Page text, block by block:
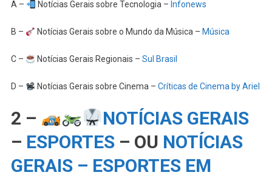
A – Notícias Gerais sobre Tecnologia – Infonews
B – Notícias Gerais sobre o Mundo da Música – Música
C – Notícias Gerais Regionais – Sul Brasil
D – Notícias Gerais sobre Cinema – Críticas de Cinema by Ariel
2 –
NOTÍCIAS GERAIS
– ESPORTES– OU NOTÍCIAS
GERAIS – ESPORTES EM